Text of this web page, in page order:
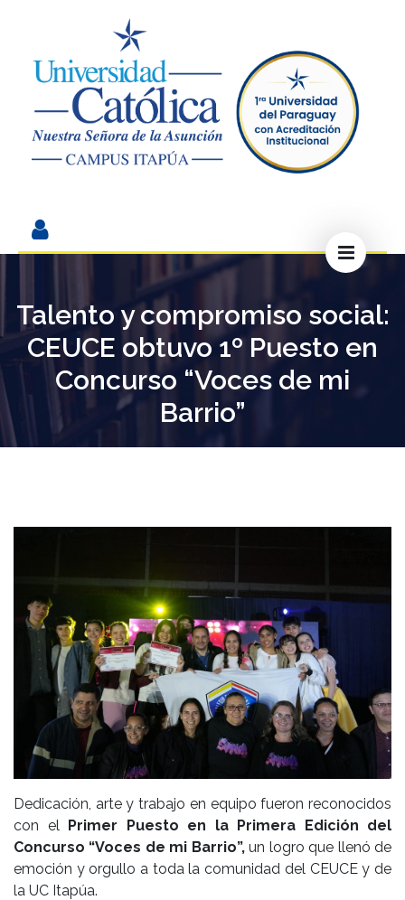
Talento y compromiso social:
CEUCE obtuvo 1º Puesto en
Concurso “Voces de mi
Barrio”
Dedicación, arte y trabajo en equipo fueron reconocidos
con el Primer Puesto en la Primera Edición del
Concurso “Voces de mi Barrio”,un logro que llenó de
emoción y orgullo a toda la comunidad del CEUCE y de
la UC Itapúa.